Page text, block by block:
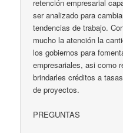
retención empresarial
ser analizado para
tendencias de trabajo.
mucho la atención la
los gobiernos para
empresariales, asi como
brindarles créditos a
de proyectos.
PREGUNTAS